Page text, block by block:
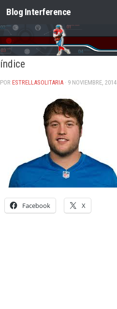
Saltar al contenido
Blog Interference
índice
POR ESTRELLASOLITARIA · 9 NOVIEMBRE, 2014
Facebook X